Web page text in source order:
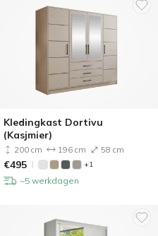
Kledingkast Dortivu
(Kasjmier)
200 cm 196 cm 58 cm
€495 +1
~5 werkdagen